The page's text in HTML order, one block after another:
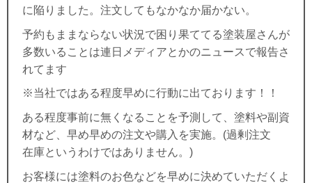
に陥りました。注文してもなかなか届かない。
予約もままならない状況で困り果ててる塗装屋さんが
多数いることは連日メディアとかのニュースで報告さ
れてます
※当社ではある程度早めに行動に出ております！！
ある程度事前に無くなることを予測して、塗料や副資
材など、早め早めの注文や購入を実施。(過剰注文
在庫というわけではありません。)
お客様には塗料のお色などを早めに決めていただくよ